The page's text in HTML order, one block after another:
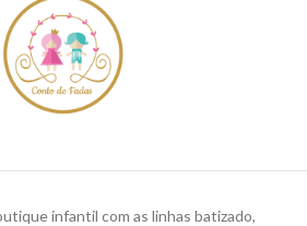
infantil com as linhas batizado,